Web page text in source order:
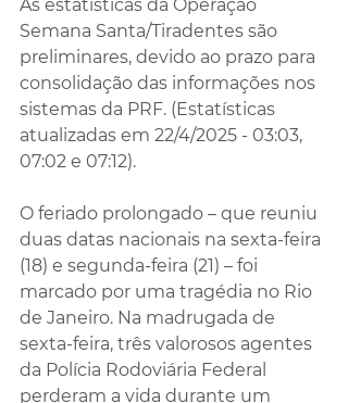
As estatísticas da Operação
Semana Santa/Tiradentes são
preliminares, devido ao prazo para
consolidação das informações nos
sistemas da PRF. (Estatísticas
atualizadas em 22/4/2025 - 03:03,
07:02 e 07:12).
O feriado prolongado – que reuniu
duas datas nacionais na sexta-feira
(18) e segunda-feira (21) – foi
marcado por uma tragédia no Rio
de Janeiro. Na madrugada de
sexta-feira, três valorosos agentes
da Polícia Rodoviária Federal
perderam a vida durante um